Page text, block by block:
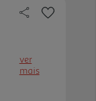
ver
mais